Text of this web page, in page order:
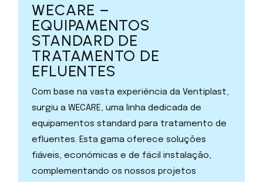
WECARE –
EQUIPAMENTOS
STANDARD DE
TRATAMENTO DE
EFLUENTES
Com base na vasta experiência da Ventiplast,
surgiu a WECARE, uma linha dedicada de
equipamentos standard para tratamento de
efluentes. Esta gama oferece soluções
fiáveis, económicas e de fácil instalação,
complementando os nossos projetos